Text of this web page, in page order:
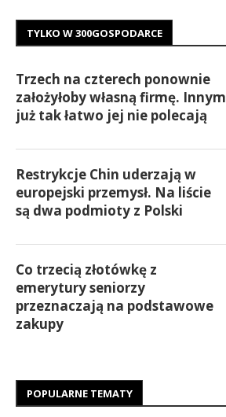
TYLKO W 300GOSPODARCE
Trzech na czterech ponownie
założyłoby własną firmę. Innym
już tak łatwo jej nie polecają
Restrykcje Chin uderzają w
europejski przemysł. Na liście
są dwa podmioty z Polski
Co trzecią złotówkę z
emerytury seniorzy
przeznaczają na podstawowe
zakupy
POPULARNE TEMATY